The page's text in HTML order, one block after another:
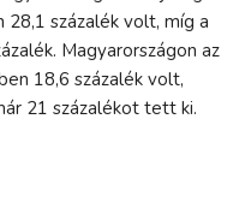
százalék volt, míg a
Magyarországon az
18,6 százalék volt,
21 százalékot tett ki.